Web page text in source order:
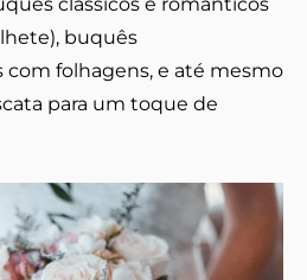
buquês
com folhagens, e até mesmo
para um toque de